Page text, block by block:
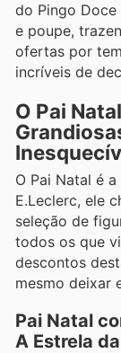
do Pingo Doce
e poupe,
ofertas por
incríveis de
O Pai
O Pai Natal é
E.Leclerc, ele
seleção de
todos os que
descontos
mesmo deixar
Pai Natal
A Estrela